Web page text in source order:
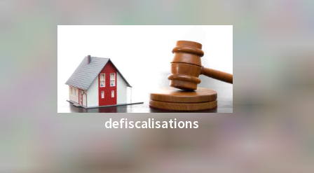
defiscalisations